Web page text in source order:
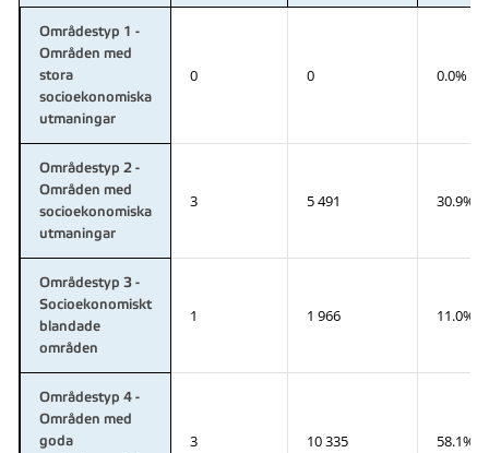
Områdestyp 1 -
Områden med
stora
socioekonomiska
utmaningar
0 0 0.0%
Områdestyp 2 -
Områden med
socioekonomiska
utmaningar
3 5 491 30.9%
Områdestyp 3 -
Socioekonomiskt
blandade
områden
1 1 966 11.0%
Områdestyp 4 -
Områden med
goda
3 10 335 58.1%